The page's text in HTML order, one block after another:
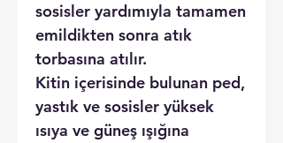
sosisler yardımıyla tamamen
emildikten sonra atık
torbasına atılır.
Kitin içerisinde bulunan ped,
yastık ve sosisler yüksek
ısıya ve güneş ışığına